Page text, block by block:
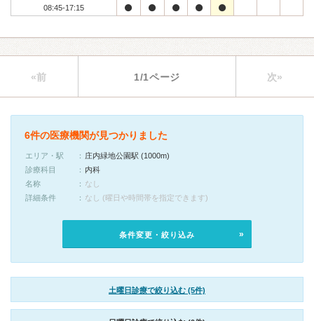
08:45-17:15
«前 1/1ページ 次»
6件の医療機関が見つかりました
エリア・駅
庄内緑地公園駅 (1000m)
診療科目
内科
名称
なし
詳細条件
なし (曜日や時間帯を指定できます)
条件変更・絞り込み
土曜日診療で絞り込む (5件)